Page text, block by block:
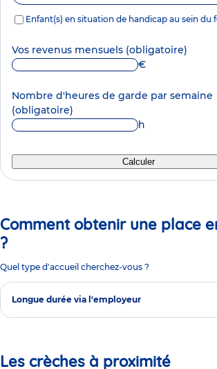
Enfant(s) en situation de handicap au sein du
Vos revenus mensuels (obligatoire)
€
Nombre d'heures de garde par semaine
(obligatoire)
h
Calculer
Comment obtenir une place
?
Quel type d'accueil cherchez-vous ?
Longue durée via l'employeur
Les crèches à proximité